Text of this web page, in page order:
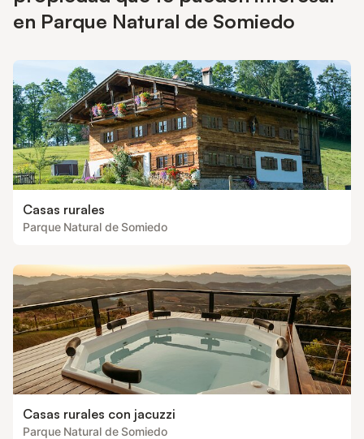
en Parque Natural de Somiedo
Casas rurales
Parque Natural de Somiedo
Casas rurales con jacuzzi
Parque Natural de Somiedo